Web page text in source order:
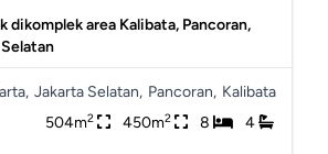
dikomplek area Kalibata, Pancoran,
Jakarta Selatan, Pancoran, Kalibata
504m2 450m2 8 4